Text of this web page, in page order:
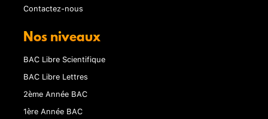
Contactez-nous
Nos niveaux
BAC Libre Scientifique
BAC Libre Lettres
2ème Année BAC
1ère Année BAC